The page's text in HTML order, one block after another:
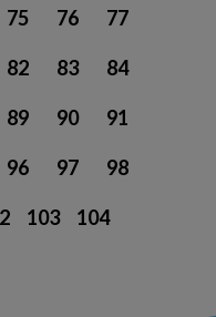
75 76 77
82 83 84
89 90 91
96 97 98
103 104